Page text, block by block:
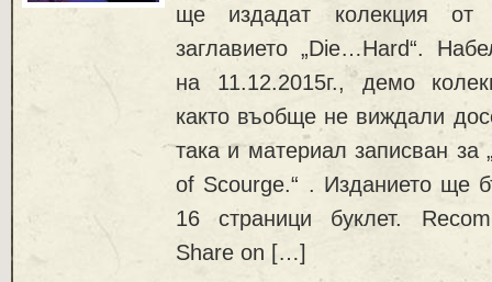
ще издадат колекция
заглавието „Die…Hard“.
на 11.12.2015г., демо
както въобще не виждали
така и материал записван за
of Scourge.“ . Изданието ще
16 страници буклет.
Share on […]